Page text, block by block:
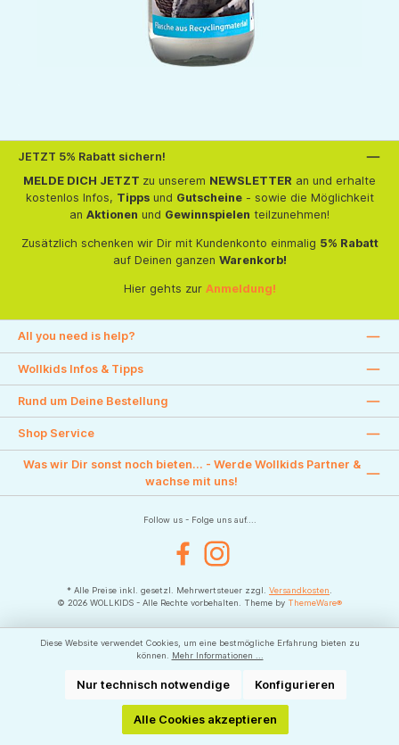
JETZT 5% Rabatt sichern!
MELDE DICH JETZT zu unserem NEWSLETTER an und erhalte
kostenlos Infos, Tippsund Gutscheine- sowie die Möglichkeit
an Aktionen und Gewinnspielen teilzunehmen!
Zusätzlich schenken wir Dir mit Kundenkonto einmalig 5% Rabatt
auf Deinen ganzen Warenkorb!
Hier gehts zur Anmeldung!
All you need is help?
Wollkids Infos & Tipps
Rund um Deine Bestellung
Shop Service
Was wir Dir sonst noch bieten... - Werde Wollkids Partner &
wachse mit uns!
Follow us - Folge uns auf....
FacebookInstagram
* Alle Preise inkl. gesetzl. Mehrwertsteuer zzgl. Versandkosten
© 2026 WOLLKIDS - Alle Rechte vorbehalten. Theme by ThemeWare®
Diese Website verwendet Cookies, um eine bestmögliche Erfahrung bieten zu
können.
Mehr Informationen ...
Nur technisch notwendige Konfigurieren
Alle Cookies akzeptieren